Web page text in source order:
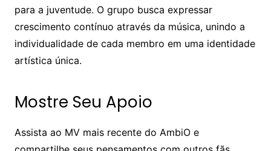
para a juventude. O grupo busca expressar
crescimento contínuo através da música, unindo a
individualidade de cada membro em uma identidade
artística única.
Mostre Seu Apoio
Assista ao MV mais recente do AmbiO e